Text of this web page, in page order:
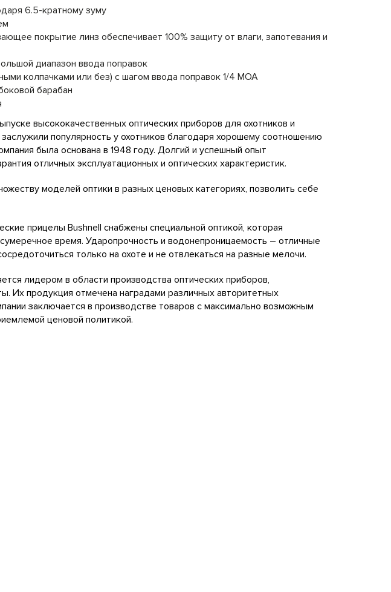
6.5-кратному зуму
покрытие линз обеспечивает 100% защиту от влаги, запотевания и
диапазон ввода поправок
колпачками или без) с шагом ввода поправок 1/4 МОА
барабан
высококачественных оптических приборов для охотников и
популярность у охотников благодаря хорошему соотношению
была основана в 1948 году. Долгий и успешный опыт
отличных эксплуатационных и оптических характеристик.
моделей оптики в разных ценовых категориях, позволить себе
прицелы Bushnell снабжены специальной оптикой, которая
время. Ударопрочность и водонепроницаемость – отличные
только на охоте и не отвлекаться на разные мелочи.
лидером в области производства оптических приборов,
Их продукция отмечена наградами различных авторитетных
заключается в производстве товаров с максимально возможным
ценовой политикой.